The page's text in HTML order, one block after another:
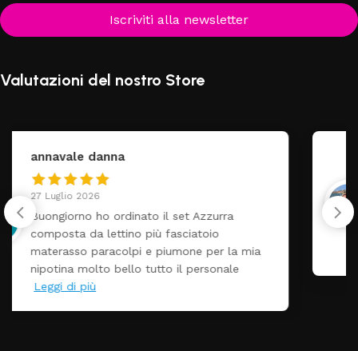
Iscriviti alla newsletter
Valutazioni del nostro Store
federica
24 Luglio 2026
Tutti perfetto! Ho ordinato un lettino che é
arrivato ben imballato dopo pochi giorni.
Prezzo ottimi rispetto la concorrenza